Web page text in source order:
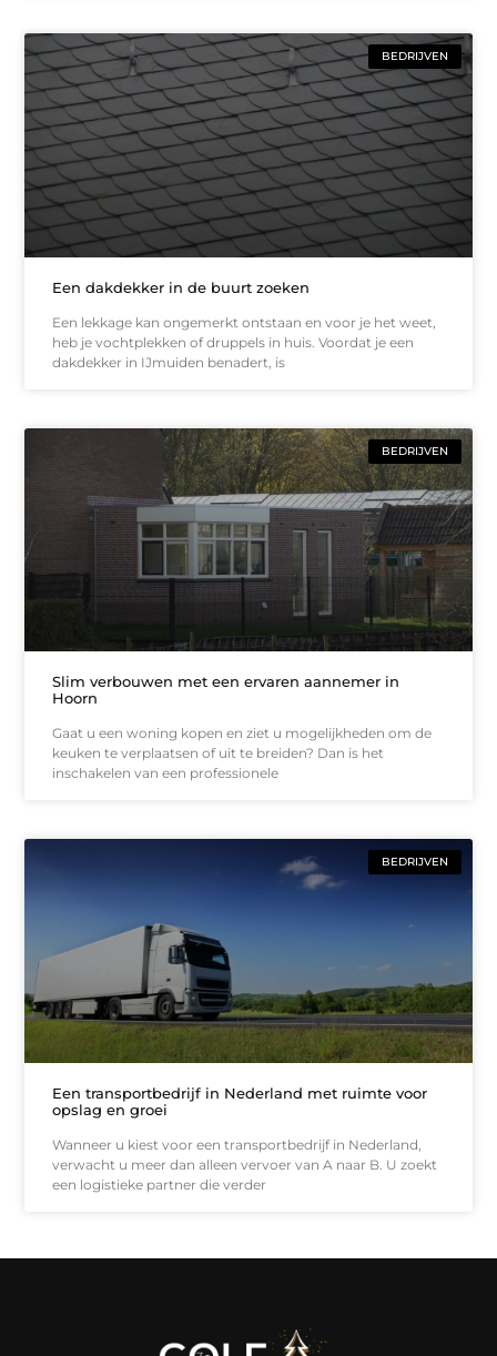
BEDRIJVEN
Een dakdekker in de buurt zoeken
Een lekkage kan ongemerkt ontstaan en voor je het weet,
heb je vochtplekken of druppels in huis. Voordat je een
dakdekker in IJmuiden benadert, is
BEDRIJVEN
Slim verbouwen met een ervaren aannemer in
Hoorn
Gaat u een woning kopen en ziet u mogelijkheden om de
keuken te verplaatsen of uit te breiden? Dan is het
inschakelen van een professionele
BEDRIJVEN
Een transportbedrijf in Nederland met ruimte voor
opslag en groei
Wanneer u kiest voor een transportbedrijf in Nederland,
verwacht u meer dan alleen vervoer van A naar B. U zoekt
een logistieke partner die verder